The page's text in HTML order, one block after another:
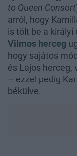
to Queen Consort
arról, hogy
is tölt be a királyi
Vilmos herceg
hogy sajátos
és Lajos herceg,
– ezzel pedig
békülve.